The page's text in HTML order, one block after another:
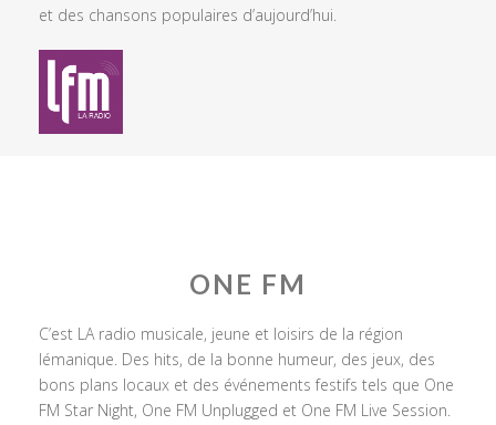
et des chansons populaires d’aujourd’hui.
ONE FM
C’est LA radio musicale, jeune et loisirs de la région
lémanique. Des hits, de la bonne humeur, des jeux, des
bons plans locaux et des événements festifs tels que One
FM Star Night, One FM Unplugged et One FM Live Session.